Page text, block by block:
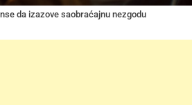
da izazove saobraćajnu nezgodu